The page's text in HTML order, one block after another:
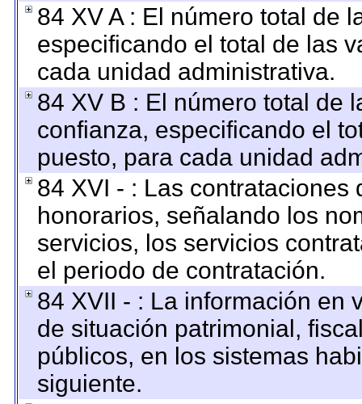
84 XV A : El número total de
especificando el total de las
cada unidad administrativa.
84 XV B : El número total de
confianza, especificando el
puesto, para cada unidad
84 XVI - : Las
honorarios, señalando los
servicios, los servicios
el periodo de contratación.
84 XVII - : La información en
de situación patrimonial,
públicos, en los sistemas
siguiente.